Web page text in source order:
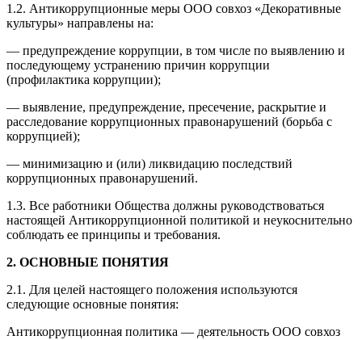
1.2. Антикоррупционные меры ООО совхоз «Декоративные
культуры» направлены на:
— предупреждение коррупции, в том числе по выявлению и
последующему устранению причин коррупции
(профилактика коррупции);
— выявление, предупреждение, пресечение, раскрытие и
расследование коррупционных правонарушений (борьба с
коррупцией);
— минимизацию и (или) ликвидацию последствий
коррупционных правонарушений.
1.3. Все работники Общества должны руководствоваться
настоящей Антикоррупционной политикой и неукоснительно
соблюдать ее принципы и требования.
2. ОСНОВНЫЕ ПОНЯТИЯ
2.1. Для целей настоящего положения используются
следующие основные понятия:
Антикоррупционная политика — деятельность ООО совхоз